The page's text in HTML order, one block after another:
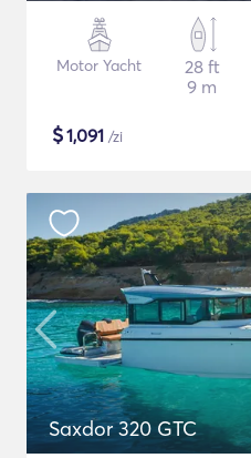
Motor Yacht
28 ft
9 m
$1,091 /zi
Saxdor 320 GTC